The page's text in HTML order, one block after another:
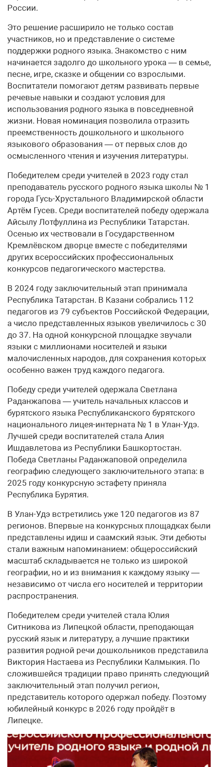
России.
Это решение расширило не только состав
участников, но и представление о системе
поддержки родного языка. Знакомство с ним
начинается задолго до школьного урока — в семье,
песне, игре, сказке и общении со взрослыми.
Воспитатели помогают детям развивать первые
речевые навыки и создают условия для
использования родного языка в повседневной
жизни. Новая номинация позволила отразить
преемственность дошкольного и школьного
языкового образования — от первых слов до
осмысленного чтения и изучения литературы.
Победителем среди учителей в 2023 году стал
преподаватель русского родного языка школы № 1
города Гусь-Хрустального Владимирской области
Артём Гусев. Среди воспитателей победу одержала
Айсылу Лотфуллина из Республики Татарстан.
Осенью их чествовали в Государственном
Кремлёвском дворце вместе с победителями
других всероссийских профессиональных
конкурсов педагогического мастерства.
В 2024 году заключительный этап принимала
Республика Татарстан. В Казани собрались 112
педагогов из 79 субъектов Российской Федерации,
а число представленных языков увеличилось с 30
до 37. На одной конкурсной площадке звучали
языки с миллионами носителей и языки
малочисленных народов, для сохранения которых
особенно важен труд каждого педагога.
Победу среди учителей одержала Светлана
Раданжапова — учитель начальных классов и
бурятского языка Республиканского бурятского
национального лицея-интерната № 1 в Улан-Удэ.
Лучшей среди воспитателей стала Алия
Ишдавлетова из Республики Башкортостан.
Победа Светланы Раданжаповой определила
географию следующего заключительного этапа: в
2025 году конкурсную эстафету приняла
Республика Бурятия.
В Улан-Удэ встретились уже 120 педагогов из 87
регионов. Впервые на конкурсных площадках были
представлены идиш и саамский язык. Эти дебюты
стали важным напоминанием: общероссийский
масштаб складывается не только из широкой
географии, но и из внимания к каждому языку —
независимо от числа его носителей и территории
распространения.
Победителем среди учителей стала Юлия
Ситникова из Липецкой области, преподающая
русский язык и литературу, а лучшие практики
развития родной речи дошкольников представила
Виктория Настаева из Республики Калмыкия. По
сложившейся традиции право принять следующий
заключительный этап получил регион,
представитель которого одержал победу. Поэтому
юбилейный конкурс в 2026 году пройдёт в
Липецке.